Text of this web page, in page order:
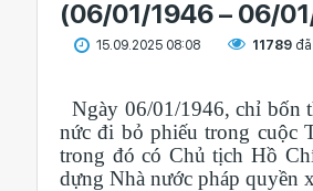
(06/01/1946 – 06/
15.09.2025 08:08 11789
Ngày 06/01/1946, chỉ bốn
nức đi bỏ phiếu trong cuộc
trong đó có Chủ tịch Hồ
dựng Nhà nước pháp quyền